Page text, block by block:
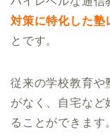
対策に特化した塾
とです。
従来の学校教育や
がなく、自宅など
ることができます